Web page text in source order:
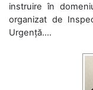
instruire în
organizat de
Urgență....